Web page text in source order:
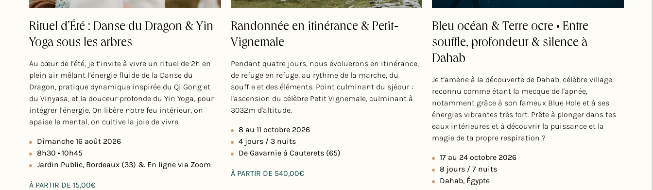
Rituel d’Été : Danse du Dragon & Yin
Yoga sous les arbres
Au cœur de l’été, je t’invite à vivre un rituel de 2h en
plein air mêlant l’énergie fluide de la Danse du
Dragon, pratique dynamique inspirée du Qi Gong et
du Vinyasa, et la douceur profonde du Yin Yoga, pour
intégrer l’énergie. On libère notre feu intérieur, on
apaise le mental, on cultive la joie de vivre.
Dimanche 16 août 2026
8h30 • 10h45
Jardin Public, Bordeaux (33) & En ligne via Zoom
Prix
À PARTIR DE 15,00€
Randonnée en itinérance & Petit-
Vignemale
Pendant quatre jours, nous évoluerons en itinérance,
de refuge en refuge, au rythme de la marche, du
souffle et des éléments. Point culminant du sjéour :
l'ascension du célèbre Petit Vignemale, culminant à
3032m d'altitude.
8 au 11 octobre 2026
4 jours / 3 nuits
De Gavarnie à Cauterets (65)
Prix
À PARTIR DE 540,00€
Bleu océan & Terre ocre • Entre
souffle, profondeur & silence à
Dahab
Je t'amène à la découverte de Dahab, célèbre village
reconnu comme étant la mecque de l'apnée,
notamment grâce à son fameux Blue Hole et à ses
énergies vibrantes très fort. Prête à plonger dans tes
eaux intérieures et à découvrir la puissance et la
magie de ta propre respiration ?
17 au 24 octobre 2026
8 jours / 7 nuits
Dahab, Égypte
votre liste de souhaits et afficher vos articles précédemment
enregistrés.